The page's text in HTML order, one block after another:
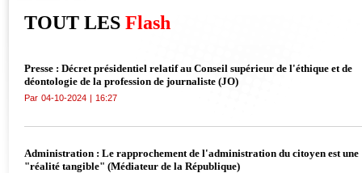
TOUT LES Flash
Presse : Décret présidentiel relatif au Conseil supérieur de l'éthique et de
déontologie de la profession de journaliste (JO)
Par 04-10-2024 | 16:27
Administration : Le rapprochement de l'administration du citoyen est une
"réalité tangible" (Médiateur de la République)